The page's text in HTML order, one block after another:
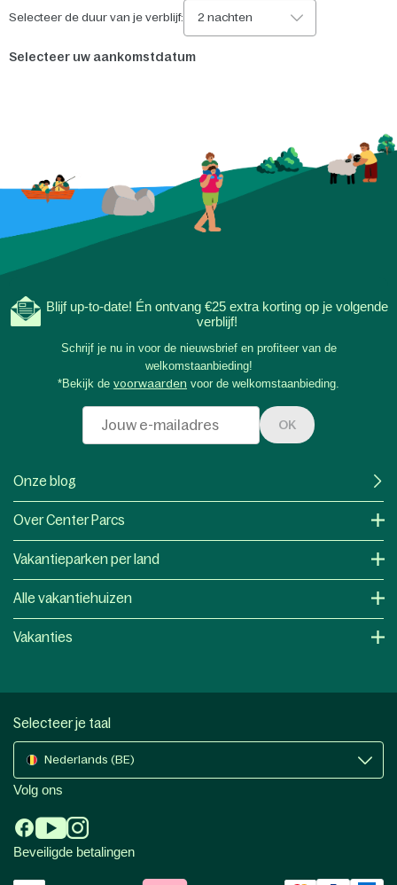
Selecteer de duur van je verblijf: 2 nachten
Selecteer uw aankomstdatum
Blijf up-to-date! Én ontvang €25 extra korting op je volgende
verblijf!
Schrijf je nu in voor de nieuwsbrief en profiteer van de
welkomstaanbieding!
*Bekijk de voorwaarden voor de welkomstaanbieding.
OK
Onze blog
Over Center Parcs
Vakantieparken per land
Alle vakantiehuizen
Vakanties
Selecteer je taal
Nederlands (BE)
Volg ons
Beveiligde betalingen